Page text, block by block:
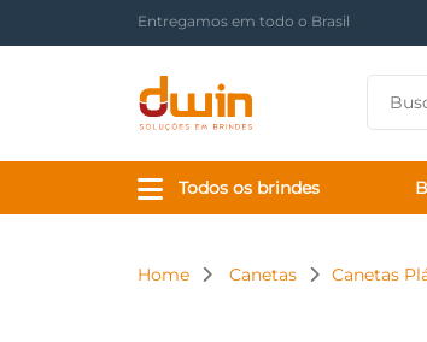
Há mais de 17 anos tornando sua marca
Todos os brindes
Home Canetas Canetas